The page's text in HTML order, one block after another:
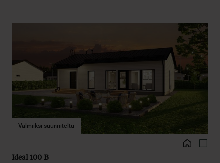
Valmiiksi suunniteltu
Kuvat
Talo
Ideal 100 B